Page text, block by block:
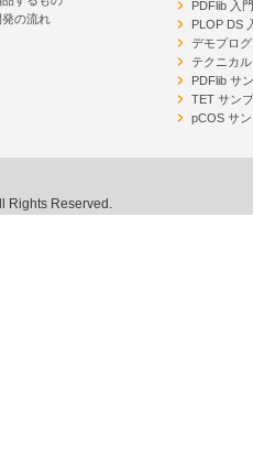
発の流れ
PDFlib 入門
PLOP DS
デモプロ
テクニカ
PDFlib サ
TET サン
pCOS サ
Rights Reserved.